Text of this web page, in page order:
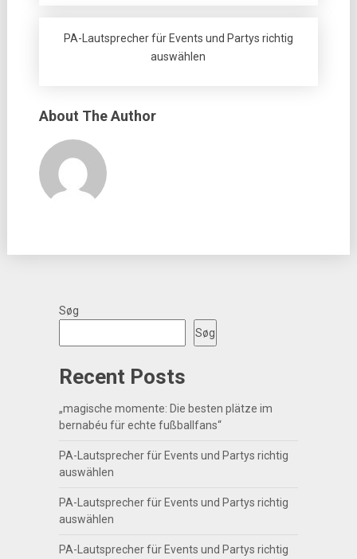
PA-Lautsprecher für Events und Partys richtig
auswählen
About The Author
Søg
Søg
Recent Posts
„magische momente: Die besten plätze im
bernabéu für echte fußballfans“
PA-Lautsprecher für Events und Partys richtig
auswählen
PA-Lautsprecher für Events und Partys richtig
auswählen
PA-Lautsprecher für Events und Partys richtig